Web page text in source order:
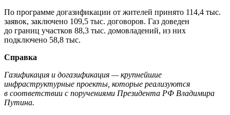
По программе догазификации от жителей принято 114,4 тыс.
заявок, заключено 109,5 тыс. договоров. Газ доведен
до границ участков 88,3 тыс. домовладений, из них
подключено 58,8 тыс.
Справка
Газификация и догазификация — крупнейшие
инфраструктурные проекты, которые реализуются
в соответствии с поручениями Президента РФ Владимира
Путина.